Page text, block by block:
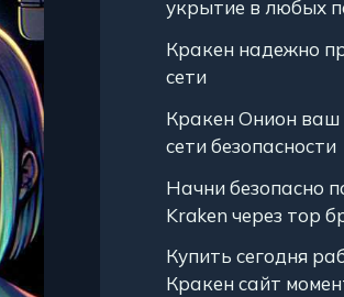
укрытие в любых
Кракен надежно
сети
Кракен Онион ваш
сети безопасности
Начни безопасно
Kraken через тор
Купить сегодня
Кракен сайт